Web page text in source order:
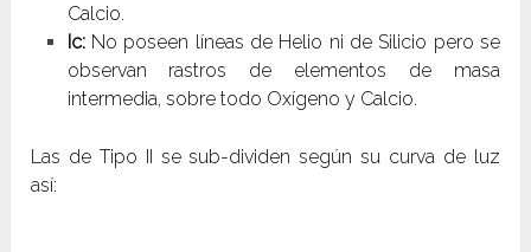
Calcio.
Ic:No poseen líneas de Helio ni de Silicio pero se
observan rastros de elementos de masa
intermedia, sobre todo Oxígeno y Calcio.
Las de Tipo II se sub-dividen según su curva de luz
así: